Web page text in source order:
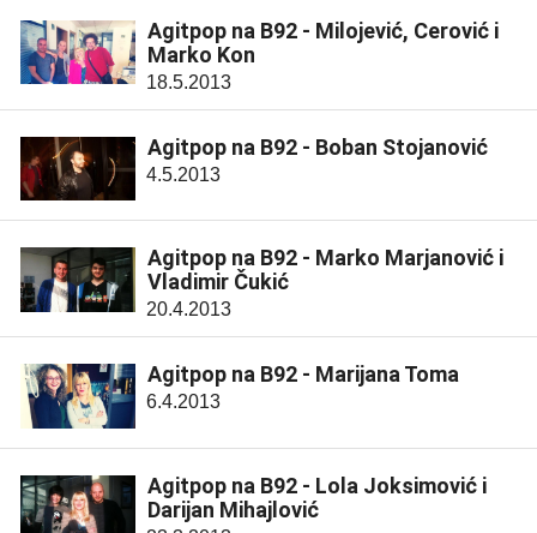
Agitpop na B92 - Milojević, Cerović i
Marko Kon
18.5.2013
Agitpop na B92 - Boban Stojanović
4.5.2013
Agitpop na B92 - Marko Marjanović i
Vladimir Čukić
20.4.2013
Agitpop na B92 - Marijana Toma
6.4.2013
Agitpop na B92 - Lola Joksimović i
Darijan Mihajlović